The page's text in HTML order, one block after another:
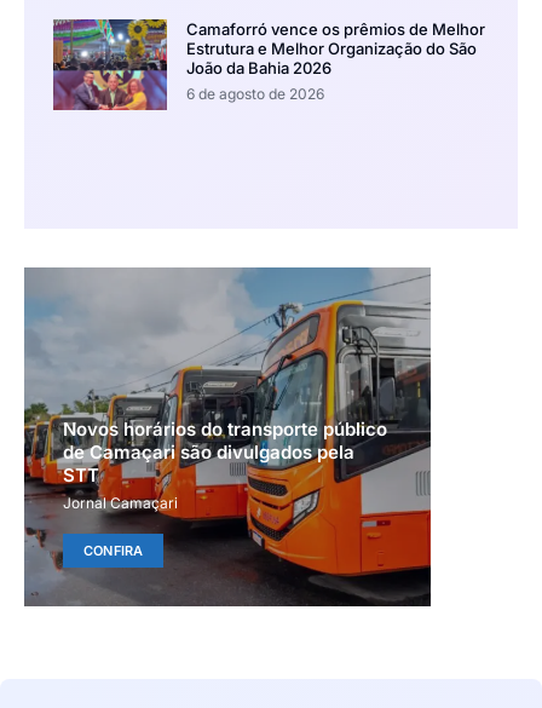
Camaforró vence os prêmios de Melhor
Estrutura e Melhor Organização do São
João da Bahia 2026
6 de agosto de 2026
Novos horários do transporte público
de Camaçari são divulgados pela
STT
Jornal Camaçari
CONFIRA